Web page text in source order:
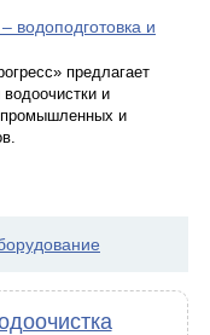
водоподготовка и
предлагает
водоочистки и
промышленных и